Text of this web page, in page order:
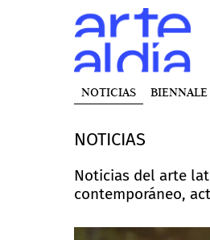
NOTICIAS
NOTICIAS
Noticias del arte
contemporáneo,